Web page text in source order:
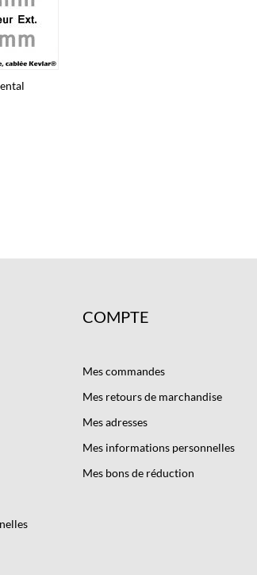
COMPTE
Mes commandes
Mes retours de marchandise
Mes adresses
Mes informations personnelles
Mes bons de réduction